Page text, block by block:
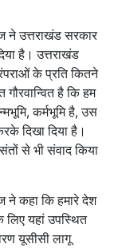
ने उत्तराखंड सरकार
है। उत्तराखंड
के प्रति कितने
है कि हम
कर्मभूमि है, उस
दिखा दिया है।
से भी संवाद किया
ने कहा कि हमारे देश
यहां उपस्थित
यूसीसी लागू